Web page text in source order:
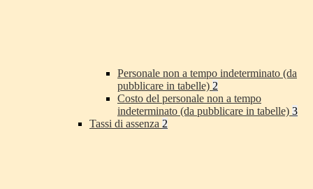
Personale non a tempo indeterminato (da
pubblicare in tabelle) 2
Costo del personale non a tempo
indeterminato (da pubblicare in tabelle) 3
Tassi di assenza 2